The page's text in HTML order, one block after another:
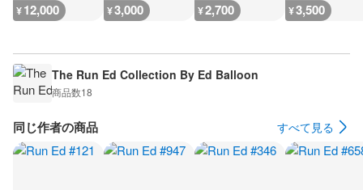
¥12,000 ¥3,000 ¥2,700 ¥3,500
The Run Ed Collection By Ed Balloon
商品数18
同じ作者の商品 すべて見る